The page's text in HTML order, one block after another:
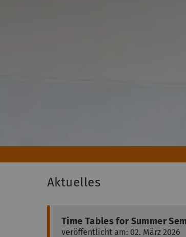
Aktuelles
Time Tables for Summer
veröffentlicht am: 02. März 2026